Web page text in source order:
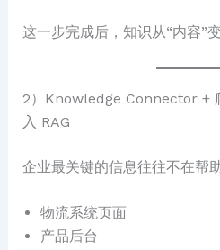
这一步完成后，知识从“内容”变
2）Knowledge Connector +
入 RAG
企业最关键的信息往往不在帮
物流系统页面
产品后台